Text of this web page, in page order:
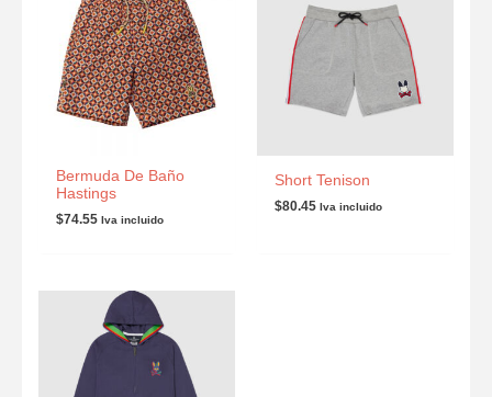
Bermuda De Baño
Hastings
$74.55 Iva incluido
Short Tenison
$80.45 Iva incluido